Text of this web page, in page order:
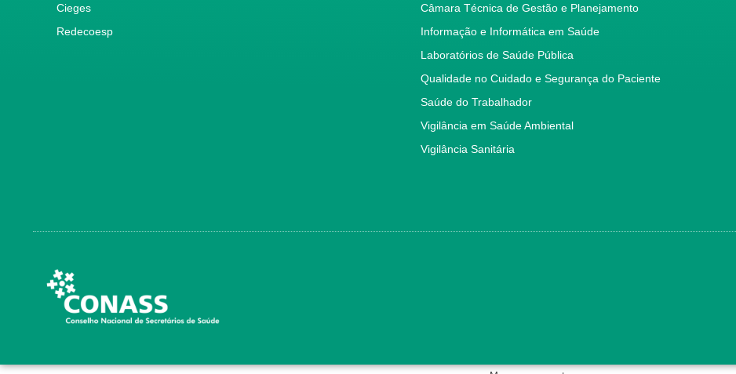
Cieges
Redecoesp
Câmara Técnica de Gestão e Planejamento
Informação e Informática em Saúde
Laboratórios de Saúde Pública
Qualidade no Cuidado e Segurança do Paciente
Saúde do Trabalhador
Vigilância em Saúde Ambiental
Vigilância Sanitária